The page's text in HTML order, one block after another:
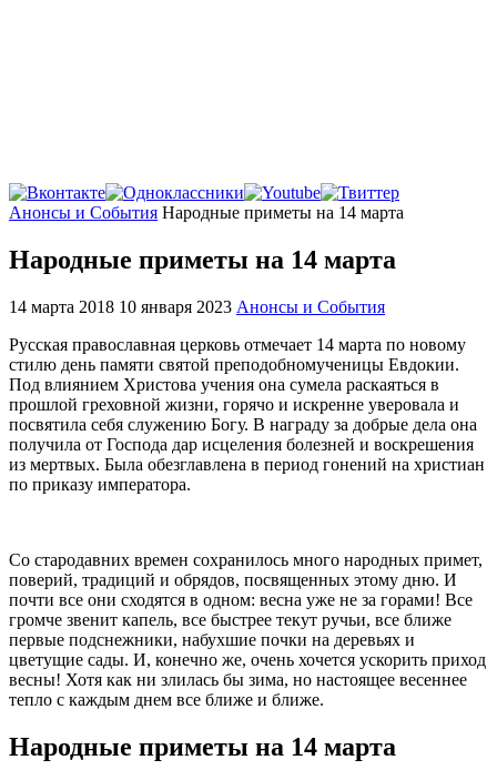
Главная
Анонсы и События Народные приметы на 14 марта
Народные приметы на 14 марта
14 марта 2018 10 января 2023 Анонсы и События
Русская православная церковь отмечает 14 марта по новому
стилю день памяти святой преподобномученицы Евдокии.
Под влиянием Христова учения она сумела раскаяться в
прошлой греховной жизни, горячо и искренне уверовала и
посвятила себя служению Богу. В награду за добрые дела она
получила от Господа дар исцеления болезней и воскрешения
из мертвых. Была обезглавлена в период гонений на христиан
по приказу императора.
Со стародавних времен сохранилось много народных примет,
поверий, традиций и обрядов, посвященных этому дню. И
почти все они сходятся в одном: весна уже не за горами! Все
громче звенит капель, все быстрее текут ручьи, все ближе
первые подснежники, набухшие почки на деревьях и
цветущие сады. И, конечно же, очень хочется ускорить приход
весны! Хотя как ни злилась бы зима, но настоящее весеннее
тепло с каждым днем все ближе и ближе.
Народные приметы на 14 марта